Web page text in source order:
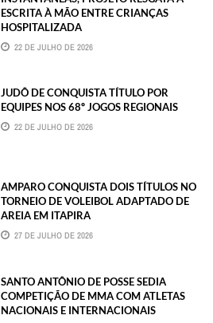
ESCRITA À MÃO ENTRE CRIANÇAS
HOSPITALIZADA
22 DE JULHO DE 2026
JUDÔ DE CONQUISTA TÍTULO POR
EQUIPES NOS 68º JOGOS REGIONAIS
22 DE JULHO DE 2026
AMPARO CONQUISTA DOIS TÍTULOS NO
TORNEIO DE VOLEIBOL ADAPTADO DE
AREIA EM ITAPIRA
27 DE JULHO DE 2026
SANTO ANTÔNIO DE POSSE SEDIA
COMPETIÇÃO DE MMA COM ATLETAS
NACIONAIS E INTERNACIONAIS